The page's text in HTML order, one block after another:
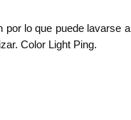
por lo que puede lavarse a
Color Light Ping.